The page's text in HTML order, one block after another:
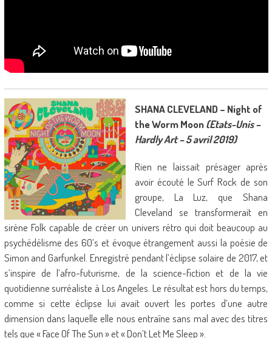
SHANA CLEVELAND – Night of
the Worm Moon(Etats-Unis –
Hardly Art – 5 avril 2019)
Rien ne laissait présager après
avoir écouté le Surf Rock de son
groupe, La Luz, que Shana
Cleveland se transformerait en
sirène Folk capable de créer un univers rétro qui doit beaucoup au
psychédélisme des 60’s et évoque étrangement aussi la poésie de
Simon and Garfunkel. Enregistré pendant l’éclipse solaire de 2017, et
s’inspire de l’afro-futurisme, de la science-fiction et de la vie
quotidienne surréaliste à Los Angeles. Le résultat est hors du temps,
comme si cette éclipse lui avait ouvert les portes d’une autre
dimension dans laquelle elle nous entraîne sans mal avec des titres
tels que « Face Of The Sun » et « Don’t Let Me Sleep ».